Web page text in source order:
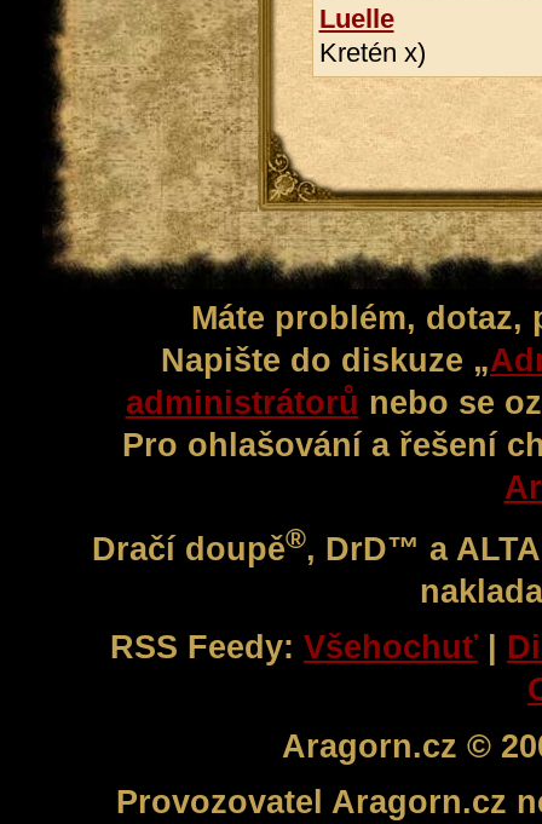
Luelle
Kretén x)
Máte problém,
Napište do diskuze „
administrátorů nebo se
Pro ohlašování a řešení
Dračí doupě®, DrD™ a
RSS Feedy: Všehochuť
Aragorn.cz ©
Provozovatel Aragorn.cz